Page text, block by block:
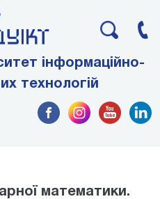
інформаційно-
технологій
математики.